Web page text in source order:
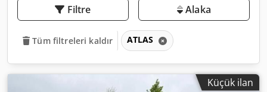
Filtre Alaka
Tüm filtreleri kaldır ATLAS
Küçük ilan